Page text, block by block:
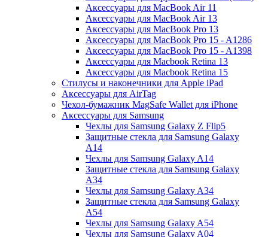
Аксессуары для MacBook Air 11
Аксессуары для MacBook Air 13
Аксессуары для MacBook Pro 13
Аксессуары для MacBook Pro 15 - A1286
Аксессуары для MacBook Pro 15 - A1398
Аксессуары для Macbook Retina 13
Аксессуары для Macbook Retina 15
Стилусы и наконечники для Apple iPad
Аксессуары для AirTag
Чехол-бумажник MagSafe Wallet для iPhone
Аксессуары для Samsung
Чехлы для Samsung Galaxy Z Flip5
Защитные стекла для Samsung Galaxy
A14
Чехлы для Samsung Galaxy A14
Защитные стекла для Samsung Galaxy
A34
Чехлы для Samsung Galaxy A34
Защитные стекла для Samsung Galaxy
A54
Чехлы для Samsung Galaxy A54
Чехлы для Samsung Galaxy A04